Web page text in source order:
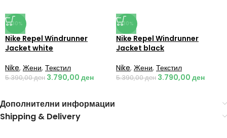
-30%
Nike Repel Windrunner
Jacket white
Nike, Жени, Текстил
5.390,00ден 3.790,00 ден
-30%
Nike Repel Windrunner
Jacket black
Nike, Жени, Текстил
5.390,00ден 3.790,00 ден
Дополнителни информации
Shipping & Delivery